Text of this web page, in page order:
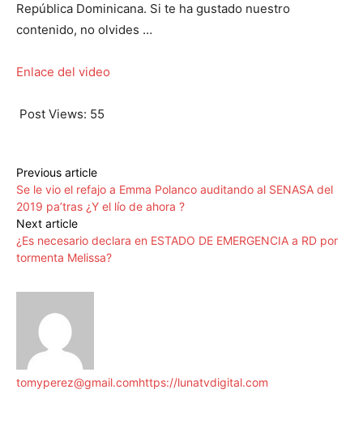
República Dominicana. Si te ha gustado nuestro
contenido, no olvides …
Enlace del video
Post Views: 55
Previous article
Se le vio el refajo a Emma Polanco auditando al SENASA del
2019 pa’tras ¿Y el lío de ahora ?
Next article
¿Es necesario declara en ESTADO DE EMERGENCIA a RD por
tormenta Melissa?
tomyperez@gmail.comhttps://lunatvdigital.com